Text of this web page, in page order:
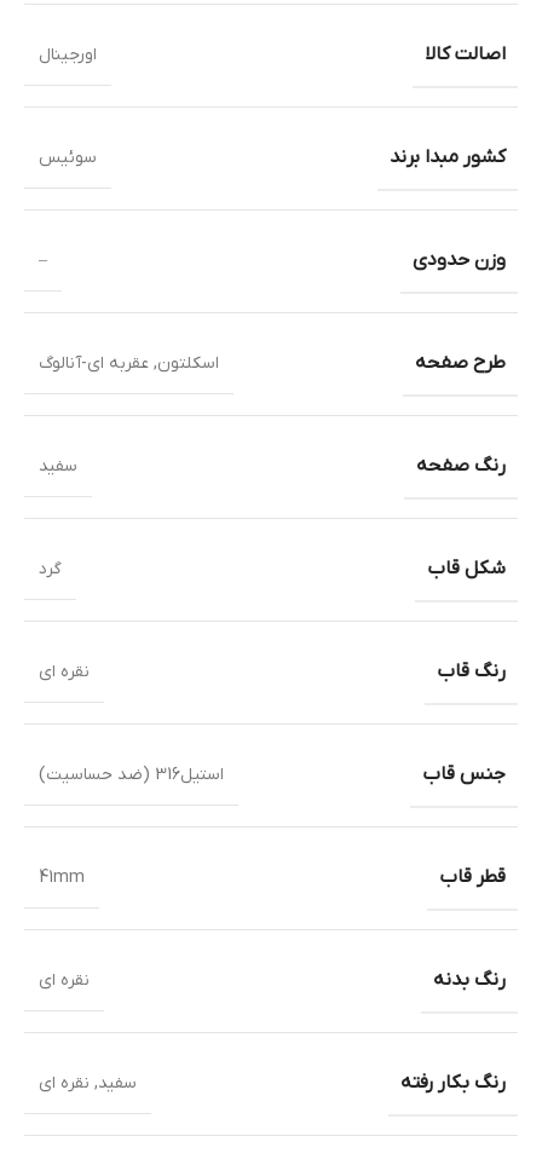
اصالت کالا اورجینال
کشور مبدا برند سوئیس
وزن حدودی –
طرح صفحه اسکلتون, عقربه ای-آنالوگ
رنگ صفحه سفید
شکل قاب گرد
رنگ قاب نقره ای
جنس قاب استیل316 (ضد حساسیت)
قطر قاب 41mm
رنگ بدنه نقره ای
رنگ بکار رفته سفید, نقره ای